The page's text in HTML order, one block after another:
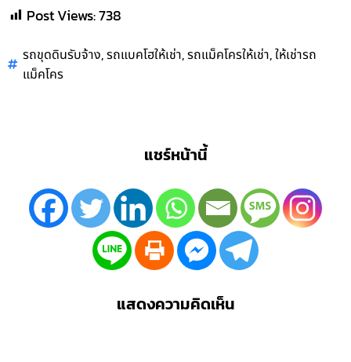
Post Views:738
รถขุดดินรับจ้าง,รถแบคโฮให้เช่า,รถแม็คโครให้เช่า,ให้เช่ารถ
แม็คโคร
แชร์หน้านี้
แสดงความคิดเห็น